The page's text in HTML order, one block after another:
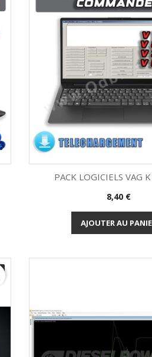
Aperçu rapide
PACK LOGICIELS VAG K
Prix
8,40 €
AJOUTER AU